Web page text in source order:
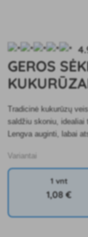
GEROS
Tradicinė kukurūzų
saldžiu skoniu, idealiai
Lengva auginti, labai
Variantai
1 vnt
1,08 €